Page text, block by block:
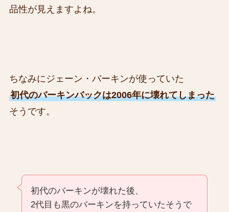
品性が見えますよね。
ちなみにジェーン・バーキンが使っていた
初代のバーキンバックは2006年に壊れてしまった
そうです。
初代のバーキンが壊れた後、
2代目も黒のバーキンを持っていたそうで